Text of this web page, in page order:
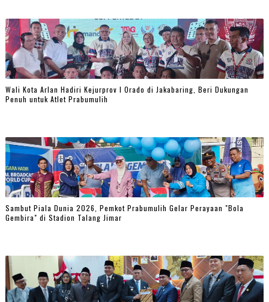
Wali Kota Arlan Hadiri Kejurprov I Orado di Jakabaring, Beri Dukungan
Penuh untuk Atlet Prabumulih
Sambut Piala Dunia 2026, Pemkot Prabumulih Gelar Perayaan "Bola
Gembira" di Stadion Talang Jimar